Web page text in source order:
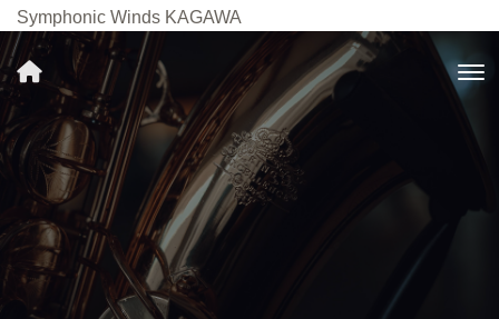
Symphonic Winds KAGAWA